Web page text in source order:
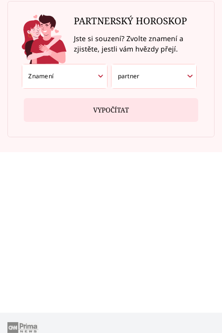
PARTNERSKÝ HOROSKOP
Jste si souzení? Zvolte znamení a
zjistěte, jestli vám hvězdy přejí.
VYPOČÍTAT